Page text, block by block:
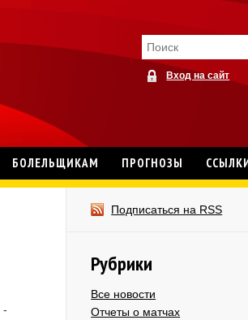
Вход на сайт
БОЛЕЛЬЩИКАМ ПРОГНОЗЫ
-
Подписаться на RSS
Рубрики
Все новости
Отчеты о матчах